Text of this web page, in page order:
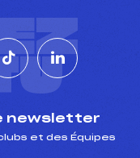
newsletter
et des Équipes